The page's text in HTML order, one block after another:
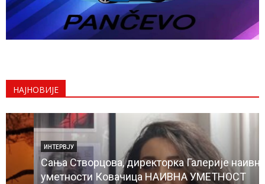
НАЈНОВИЈЕ
ИНТЕРВЈУ
Сања Створцова, директорка Галерије наивне
уметности Ковачица НАИВНА УМЕТНОСТ